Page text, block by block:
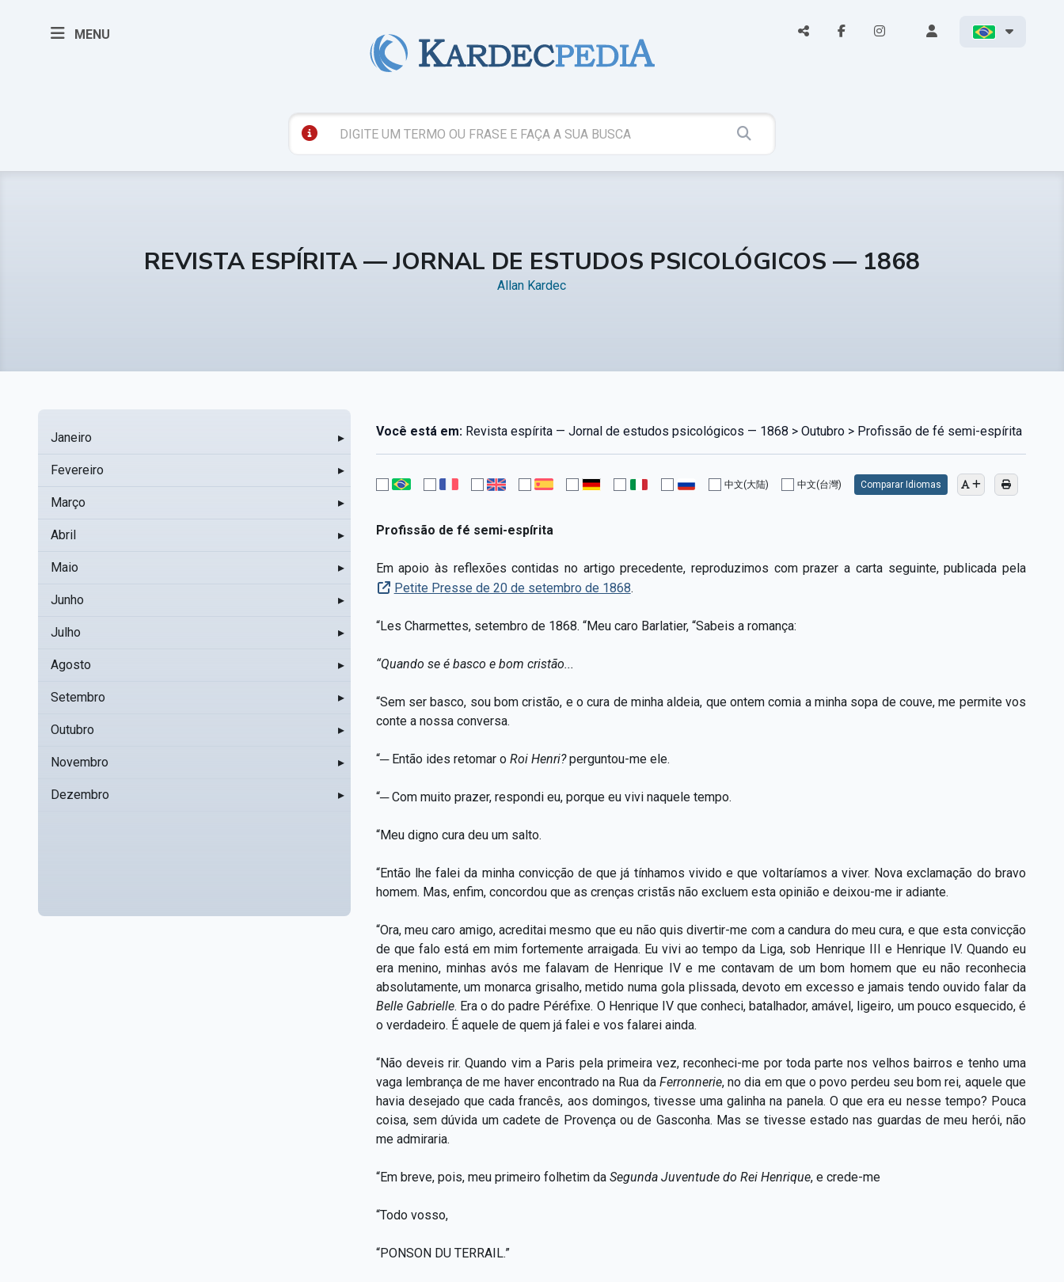
MENU
REVISTA ESPÍRITA — JORNAL DE ESTUDOS PSICOLÓGICOS — 1868
Allan Kardec
Janeiro ▸
Fevereiro ▸
Março ▸
Abril ▸
Maio ▸
Junho ▸
Julho ▸
Agosto ▸
Setembro ▸
Outubro ▸
Novembro ▸
Dezembro ▸
Você está em:Revista espírita — Jornal de estudos psicológicos — 1868 > Outubro > Profissão de fé semi-espírita
中文(大陆) 中文(台灣) Comparar Idiomas
Profissão de fé semi-espírita
Em apoio às reflexões contidas no artigo precedente, reproduzimos com prazer a carta seguinte, publicada pela
Petite Presse de 20 de setembro de 1868.
“Les Charmettes, setembro de 1868. “Meu caro Barlatier, “Sabeis a romança:
“Quando se é basco e bom cristão...
“Sem ser basco, sou bom cristão, e o cura de minha aldeia, que ontem comia a minha sopa de couve, me permite vos
conte a nossa conversa.
“─ Então ides retomar o Roi Henri?perguntou-me ele.
“─ Com muito prazer, respondi eu, porque eu vivi naquele tempo.
“Meu digno cura deu um salto.
“Então lhe falei da minha convicção de que já tínhamos vivido e que voltaríamos a viver. Nova exclamação do bravo
homem. Mas, enfim, concordou que as crenças cristãs não excluem esta opinião e deixou-me ir adiante.
“Ora, meu caro amigo, acreditai mesmo que eu não quis divertir-me com a candura do meu cura, e que esta convicção
de que falo está em mim fortemente arraigada. Eu vivi ao tempo da Liga, sob Henrique III e Henrique IV. Quando eu
era menino, minhas avós me falavam de Henrique IV e me contavam de um bom homem que eu não reconhecia
absolutamente, um monarca grisalho, metido numa gola plissada, devoto em excesso e jamais tendo ouvido falar da
Belle Gabrielle. Era o do padre Péréfixe. O Henrique IV que conheci, batalhador, amável, ligeiro, um pouco esquecido, é
o verdadeiro. É aquele de quem já falei e vos falarei ainda.
“Não deveis rir. Quando vim a Paris pela primeira vez, reconheci-me por toda parte nos velhos bairros e tenho uma
vaga lembrança de me haver encontrado na Rua da Ferronnerie, no dia em que o povo perdeu seu bom rei, aquele que
havia desejado que cada francês, aos domingos, tivesse uma galinha na panela. O que era eu nesse tempo? Pouca
coisa, sem dúvida um cadete de Provença ou de Gasconha. Mas se tivesse estado nas guardas de meu herói, não
me admiraria.
“Em breve, pois, meu primeiro folhetim da Segunda Juventude do Rei Henrique, e crede-me
“Todo vosso,
“PONSON DU TERRAIL.”